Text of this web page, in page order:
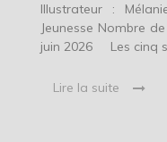
Illustrateur :
Jeunesse Nombre
juin 2026 Les cinq
Lire la suite